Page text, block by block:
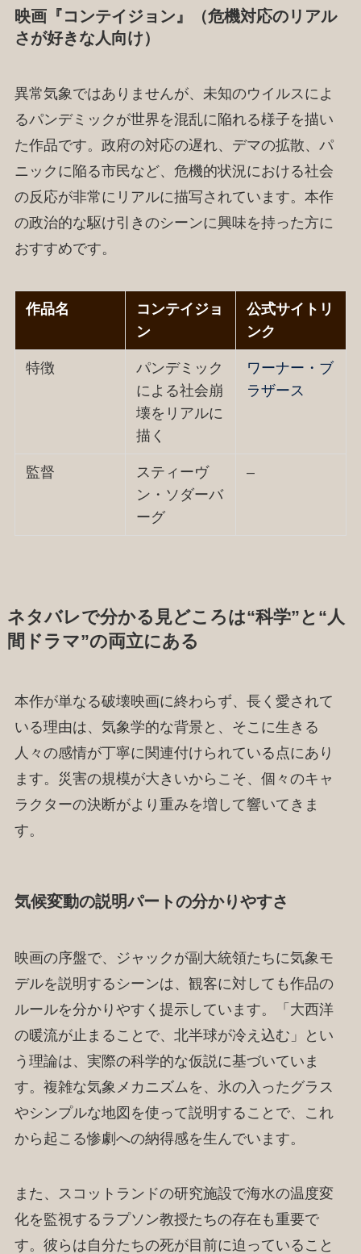
映画『コンテイジョン』（危機対応のリアル
さが好きな人向け）
異常気象ではありませんが、未知のウイルスによ
るパンデミックが世界を混乱に陥れる様子を描い
た作品です。政府の対応の遅れ、デマの拡散、パ
ニックに陥る市民など、危機的状況における社会
の反応が非常にリアルに描写されています。本作
の政治的な駆け引きのシーンに興味を持った方に
おすすめです。
作品名
コンテイジョ
ン
公式サイトリ
ンク
特徴
パンデミック
による社会崩
壊をリアルに
描く
ワーナー・ブ
ラザース
監督
スティーヴ
ン・ソダーバ
ーグ
–
ネタバレで分かる見どころは“科学”と“人
間ドラマ”の両立にある
本作が単なる破壊映画に終わらず、長く愛されて
いる理由は、気象学的な背景と、そこに生きる
人々の感情が丁寧に関連付けられている点にあり
ます。災害の規模が大きいからこそ、個々のキャ
ラクターの決断がより重みを増して響いてきま
す。
気候変動の説明パートの分かりやすさ
映画の序盤で、ジャックが副大統領たちに気象モ
デルを説明するシーンは、観客に対しても作品の
ルールを分かりやすく提示しています。「大西洋
の暖流が止まることで、北半球が冷え込む」とい
う理論は、実際の科学的な仮説に基づいていま
す。複雑な気象メカニズムを、氷の入ったグラス
やシンプルな地図を使って説明することで、これ
から起こる惨劇への納得感を生んでいます。
また、スコットランドの研究施設で海水の温度変
化を監視するラプソン教授たちの存在も重要で
す。彼らは自分たちの死が目前に迫っていること